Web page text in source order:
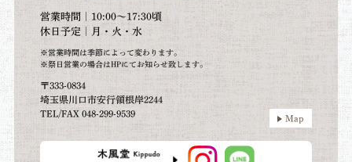
営業時間｜10:00～17:30頃
休日予定｜月・火・水
※営業時間は季節によって変わります。
※祭日営業の場合はHPにてお知らせ致します。
〒333-0834
埼玉県川口市安行領根岸2244
TEL/FAX 048-299-9539
Map